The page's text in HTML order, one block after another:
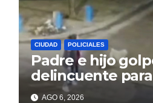
CIUDAD POLICIALES
Padre e hijo
delincuente
un celular
AGO 6, 2026